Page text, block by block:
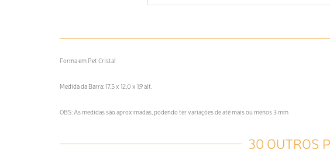
Forma em Pet Cristal
Medida da Barra: 17,5 x 12,0 x 1,9 alt.
OBS: As medidas são aproximadas, podendo ter variações de até mais ou menos 3 mm
30 OUTROS